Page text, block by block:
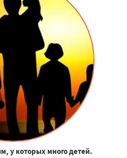
у которых много детей.